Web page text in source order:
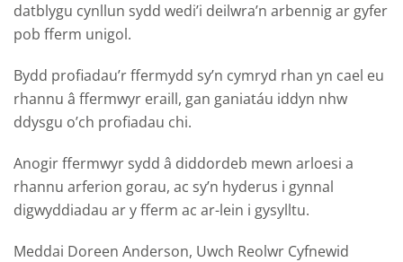
datblygu cynllun sydd wedi’i deilwra’n arbennig ar gyfer
pob fferm unigol.
Bydd profiadau’r ffermydd sy’n cymryd rhan yn cael eu
rhannu â ffermwyr eraill, gan ganiatáu iddyn nhw
ddysgu o’ch profiadau chi.
Anogir ffermwyr sydd â diddordeb mewn arloesi a
rhannu arferion gorau, ac sy’n hyderus i gynnal
digwyddiadau ar y fferm ac ar-lein i gysylltu.
Meddai Doreen Anderson, Uwch Reolwr Cyfnewid